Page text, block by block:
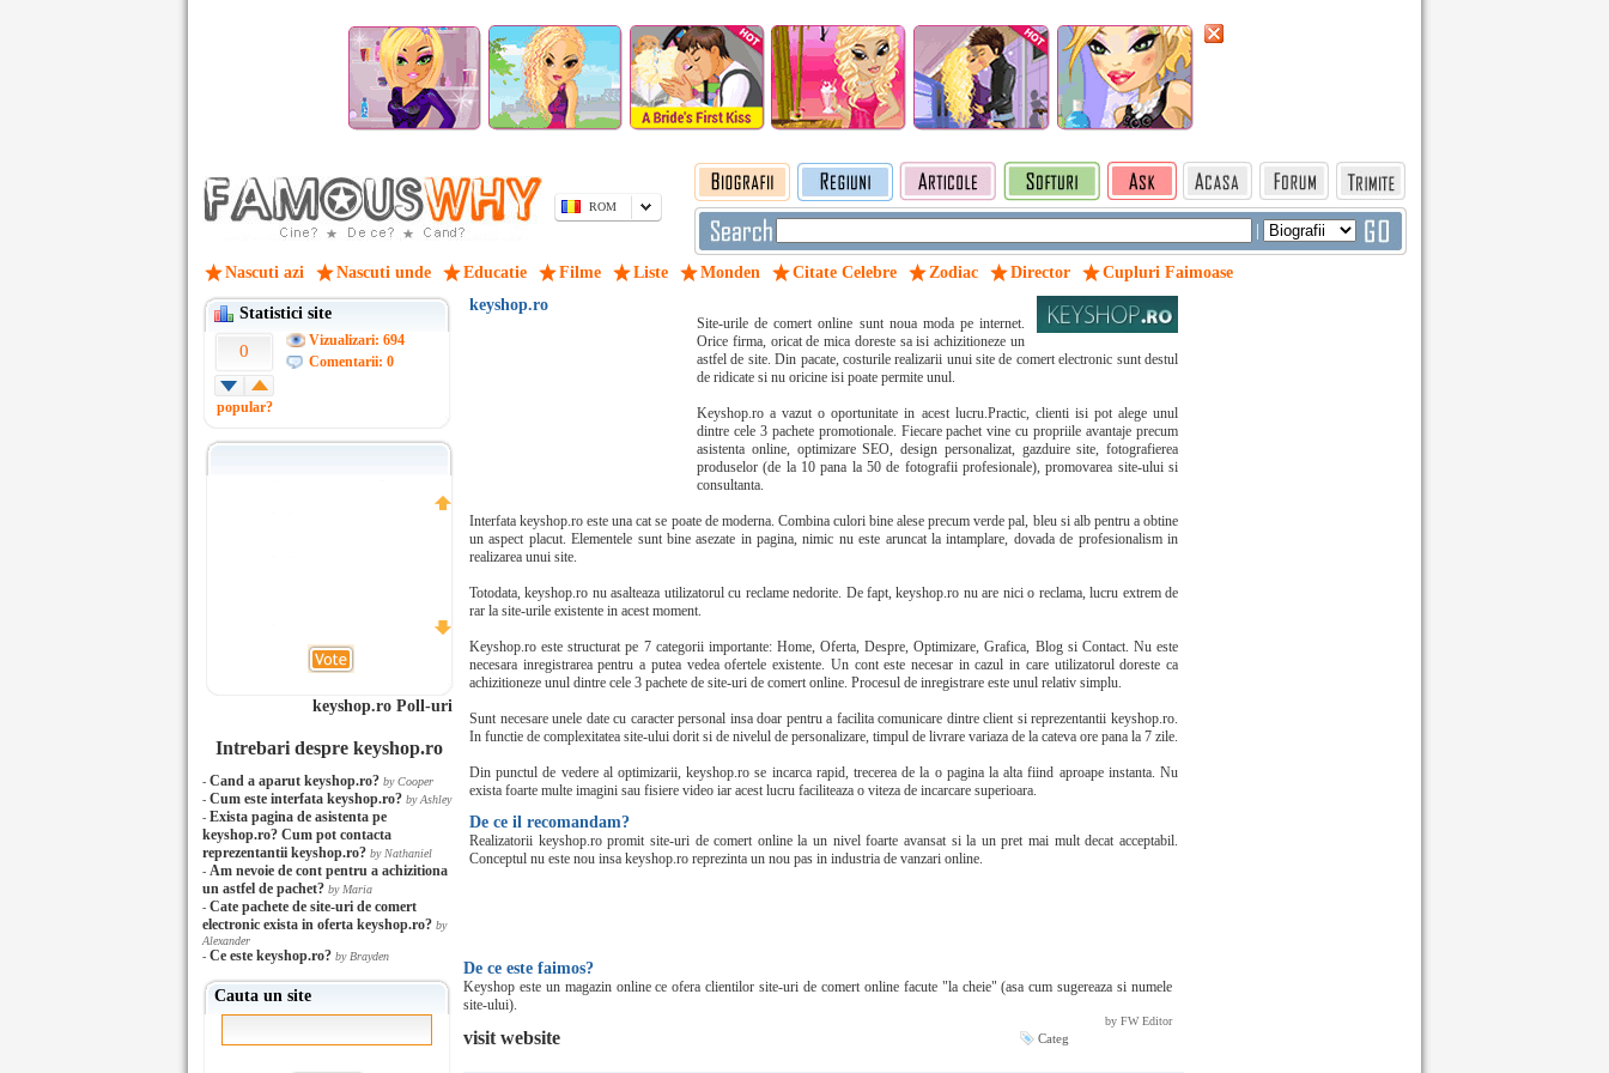
ROM
|
Nascuti azi Nascuti unde Educatie Filme Liste Monden Citate Celebre Zodiac Director Cupluri Faimoase
Statistici site
0
popular?
Vizualizari: 694
Comentarii: 0
keyshop.ro Poll-uri
Intrebari despre keyshop.ro
- Cand a aparut keyshop.ro? by Cooper
- Cum este interfata keyshop.ro? by Ashley
- Exista pagina de asistenta pe
keyshop.ro? Cum pot contacta
reprezentantii keyshop.ro? by Nathaniel
- Am nevoie de cont pentru a achizitiona
un astfel de pachet? by Maria
- Cate pachete de site-uri de comert
electronic exista in oferta keyshop.ro? by
Alexander
- Ce este keyshop.ro? by Brayden
Cauta un site
keyshop.ro
Site-urile de comert online sunt noua moda pe internet.
Orice firma, oricat de mica doreste sa isi achizitioneze un
astfel de site. Din pacate, costurile realizarii unui site de comert electronic sunt destul
de ridicate si nu oricine isi poate permite unul.
Keyshop.ro a vazut o oportunitate in acest lucru.Practic, clienti isi pot alege unul
dintre cele 3 pachete promotionale. Fiecare pachet vine cu propriile avantaje precum
asistenta online, optimizare SEO, design personalizat, gazduire site, fotografierea
produselor (de la 10 pana la 50 de fotografii profesionale), promovarea site-ului si
consultanta.
Interfata keyshop.ro este una cat se poate de moderna. Combina culori bine alese precum verde pal, bleu si alb pentru a obtine
un aspect placut. Elementele sunt bine asezate in pagina, nimic nu este aruncat la intamplare, dovada de profesionalism in
realizarea unui site.
Totodata, keyshop.ro nu asalteaza utilizatorul cu reclame nedorite. De fapt, keyshop.ro nu are nici o reclama, lucru extrem de
rar la site-urile existente in acest moment.
Keyshop.ro este structurat pe 7 categorii importante: Home, Oferta, Despre, Optimizare, Grafica, Blog si Contact. Nu este
necesara inregistrarea pentru a putea vedea ofertele existente. Un cont este necesar in cazul in care utilizatorul doreste ca
achizitioneze unul dintre cele 3 pachete de site-uri de comert online. Procesul de inregistrare este unul relativ simplu.
Sunt necesare unele date cu caracter personal insa doar pentru a facilita comunicare dintre client si reprezentantii keyshop.ro.
In functie de complexitatea site-ului dorit si de nivelul de personalizare, timpul de livrare variaza de la cateva ore pana la 7 zile.
Din punctul de vedere al optimizarii, keyshop.ro se incarca rapid, trecerea de la o pagina la alta fiind aproape instanta. Nu
exista foarte multe imagini sau fisiere video iar acest lucru faciliteaza o viteza de incarcare superioara.
De ce il recomandam?
Realizatorii keyshop.ro promit site-uri de comert online la un nivel foarte avansat si la un pret mai mult decat acceptabil.
Conceptul nu este nou insa keyshop.ro reprezinta un nou pas in industria de vanzari online.
De ce este faimos?
Keyshop este un magazin online ce ofera clientilor site-uri de comert online facute "la cheie" (asa cum sugereaza si numele
site-ului).
by FW Editor
visit website Categ